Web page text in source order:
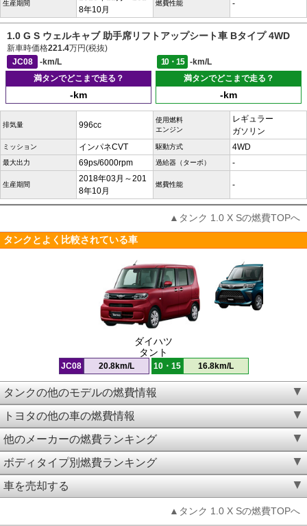
生産期間
8年10月
燃費性能 -
1.0 G S ウェルキャブ 助手席リフトアップシート車 Bタイプ 4WD
新車時価格221.4万円(税抜)
JC08
-km/L 10・15
-km/L
満タンでどこまで走る？
-km
満タンでどこまで走る？
-km
排気量 996cc
使用燃料
エンジン
レギュラー
ガソリン
ミッション インパネCVT 駆動方式 4WD
最大出力 69ps/6000rpm 過給器（ターボ） -
生産期間
2018年03月～201
8年10月
燃費性能 -
▲タンク 1.0 X Sの燃費TOPへ
タンクとよく比較されている車
ダイハツ
タント
JC08 20.8km/L 10・15 16.8km/L
タンクの他のモデルの燃費情報
トヨタの他の車の燃費情報
他のメーカーの燃費ランキング
ボディタイプ別燃費ランキング
車を売却する
▲タンク 1.0 X Sの燃費TOPへ